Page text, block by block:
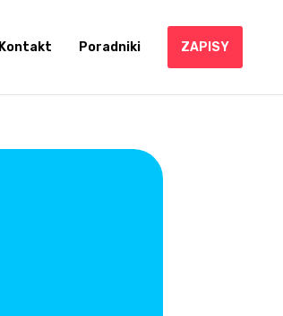
Kontakt Poradniki ZAPISY